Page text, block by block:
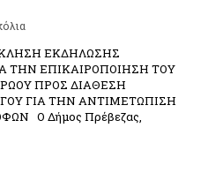
ΕΚΔΗΛΩΣΗΣ
ΤΗΝ ΕΠΙΚΑΙΡΟΠΟΙΗΣΗ ΤΟΥ
ΠΡΟΣ ΔΙΑΘΕΣΗ
ΓΙΑ ΤΗΝ ΑΝΤΙΜΕΤΩΠΙΣΗ
Ο Δήμος Πρέβεζας,